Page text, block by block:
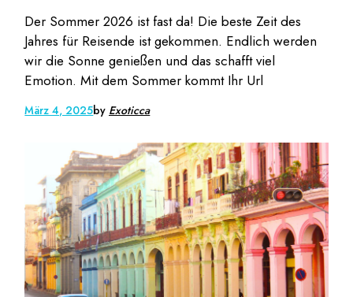
Der Sommer 2026 ist fast da! Die beste Zeit des
Jahres für Reisende ist gekommen. Endlich werden
wir die Sonne genießen und das schafft viel
Emotion. Mit dem Sommer kommt Ihr Url
März 4, 2025by Exoticca